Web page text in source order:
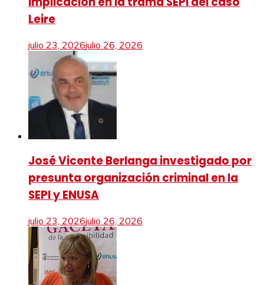
Leire
julio 23, 2026julio 26, 2026
José Vicente Berlanga investigado por
presunta organización criminal en la
SEPI y ENUSA
julio 23, 2026julio 26, 2026